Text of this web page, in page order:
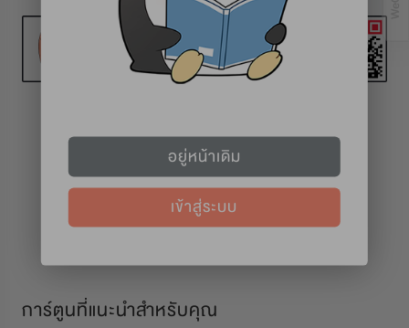
ทุกวันที่ 1 และ 16
การ์ตูนที่แนะนำสำหรับคุณ
อยู่หน้าเดิม
เข้าสู่ระบบ